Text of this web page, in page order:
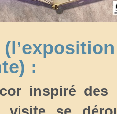
:
inspiré des